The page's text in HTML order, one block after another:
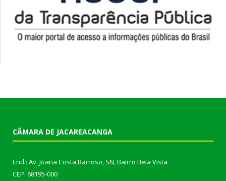
CÂMARA DE JACAREACANGA
End.: Av. Joana Costa Barroso, SN, Bairro Bela Vista
CEP: 68195-000